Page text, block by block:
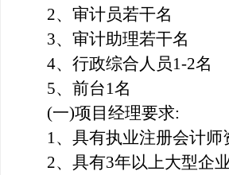
2、审计员若干名
3、审计助理若干名
4、行政综合人员1-2名
5、前台1名
(一)项目经理要求:
1、具有执业注册会计
2、具有3年以上大型企